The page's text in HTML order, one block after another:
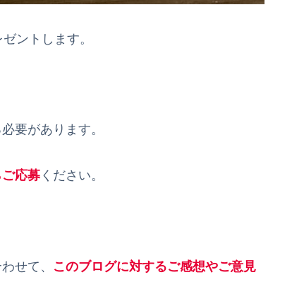
ントします。
要があります。
応募 ください。
せて、 このブログに対するご感想やご意見